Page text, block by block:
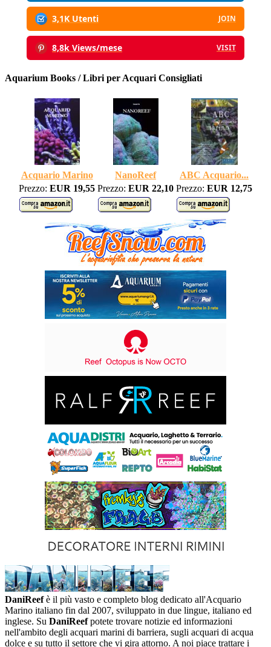
3,1K Utenti JOIN
8,8k Views/mese VISIT
Aquarium Books / Libri per Acquari Consigliati
Acquario Marino NanoReef
ABC Acquario...
Prezzo: EUR 19,55 Prezzo: EUR 22,10 Prezzo: EUR 12,75
DaniReefè il più vasto e completo blog dedicato all'Acquario
Marino italiano fin dal 2007, sviluppato in due lingue, italiano ed
inglese. Su DaniReefpotete trovare notizie ed informazioni
nell'ambito degli acquari marini di barriera, sugli acquari di acqua
dolce e su tutto il settore che vi gira attorno. A noi piace trattare i